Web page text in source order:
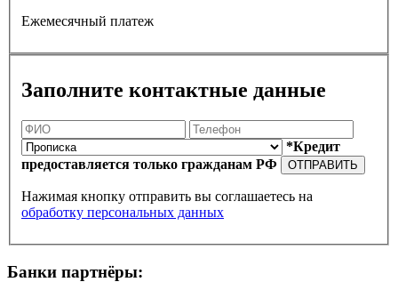
Ежемесячный платеж
Заполните контактные данные
*Кредит
предоставляется только гражданам РФ
ОТПРАВИТЬ
Нажимая кнопку отправить вы соглашаетесь на
обработку персональных данных
Банки партнёры: